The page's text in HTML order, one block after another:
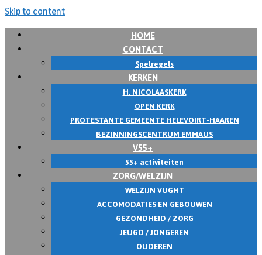
Skip to content
HOME
CONTACT
Spelregels
KERKEN
H. NICOLAASKERK
OPEN KERK
PROTESTANTE GEMEENTE HELEVOIRT-HAAREN
BEZINNINGSCENTRUM EMMAUS
V55+
55+ activiteiten
ZORG/WELZIJN
WELZIJN VUGHT
ACCOMODATIES EN GEBOUWEN
GEZONDHEID / ZORG
JEUGD / JONGEREN
OUDEREN